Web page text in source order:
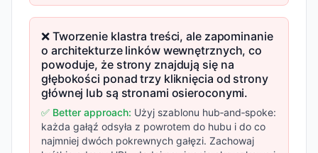
❌ Tworzenie klastra treści, ale zapominanie
o architekturze linków wewnętrznych, co
powoduje, że strony znajdują się na
głębokości ponad trzy kliknięcia od strony
głównej lub są stronami osieroconymi.
✅ Better approach: Użyj szablonu hub‑and‑spoke:
każda gałąź odsyła z powrotem do hubu i do co
najmniej dwóch pokrewnych gałęzi. Zachowaj